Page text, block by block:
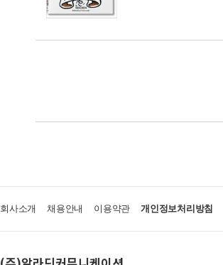
회사소개 채용안내 이용약관 개인정보처리방침